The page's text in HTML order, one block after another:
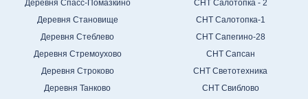
Деревня Спасс-Помазкино
Деревня Становище
Деревня Стеблево
Деревня Стремоухово
Деревня Строково
Деревня Танково
СНТ Салотопка - 2
СНТ Салотопка-1
СНТ Сапегино-28
СНТ Сапсан
СНТ Светотехника
СНТ Свиблово